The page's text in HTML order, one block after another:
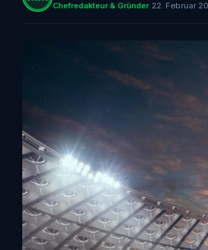
Chefredakteur & Gründer 22. Februar